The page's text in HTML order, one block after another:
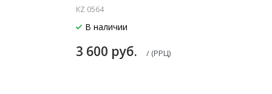
KZ 0564
В наличии
3 600 руб. / (РРЦ)